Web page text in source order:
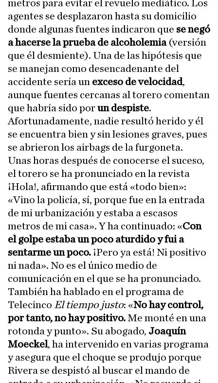
metros para evitar el revuelo mediático. Los
agentes se desplazaron hasta su domicilio
donde algunas fuentes indicaron que se negó
a hacerse la prueba de alcoholemia (versión
que él desmiente). Una de las hipótesis que
se manejan como desencadenante del
accidente sería un exceso de velocidad,
aunque fuentes cercanas al torero comentan
que habría sido porun despiste.
Afortunadamente, nadie resultó herido y él
se encuentra bien y sin lesiones graves, pues
se abrieron los airbags de la furgoneta.
Unas horas después de conocerse el suceso,
el torero se ha pronunciado en la revista
¡Hola!, afirmando que está «todo bien»:
«Vino la policía, sí, porque fue en la entrada
de mi urbanización y estaba a escasos
metros de mi casa». Y ha continuado: «Con
el golpe estaba un poco aturdido y fui a
sentarme un poco. ¡Pero ya está! Ni positivo
ni nada». No es el único medio de
comunicación en el que se ha pronunciado.
También ha hablado en el programa de
Telecinco El tiempo justo: «No hay control,
por tanto, no hay positivo.Me monté en una
rotonda y punto». Su abogado, Joaquín
Moeckel, ha intervenido en varias programa
y asegura que el choque se produjo porque
Rivera se despistó al buscar el mando de